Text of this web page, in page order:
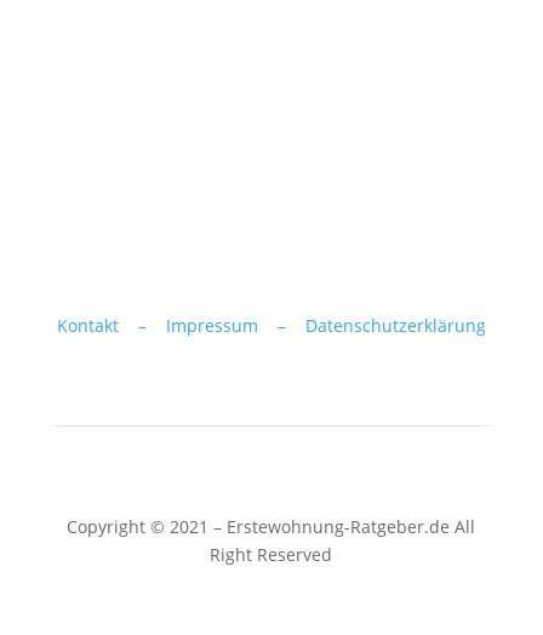
Kontakt – Impressum – Datenschutzerklärung
Copyright © 2021 – Erstewohnung-Ratgeber.de All
Right Reserved